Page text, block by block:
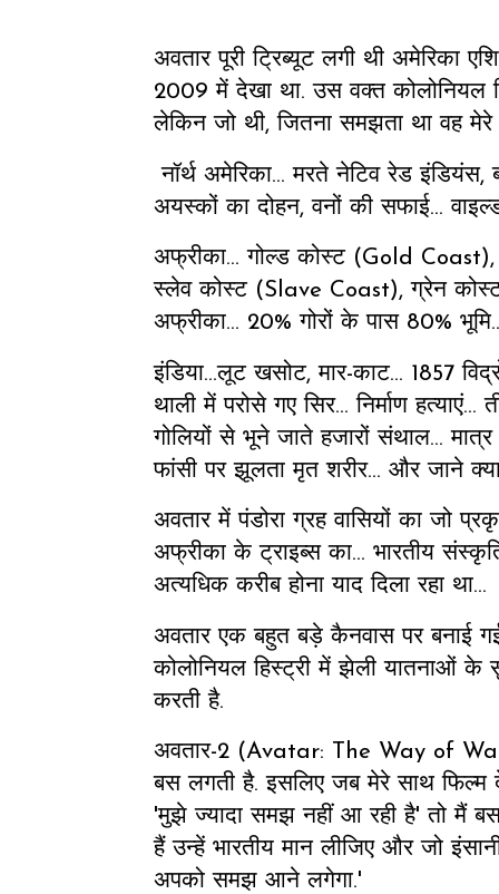
अवतार पूरी ट्रिब्यूट लगी थी अमेरिका
2009 में देखा था. उस वक्त कोलोनियल
लेकिन जो थी, जितना समझता था वह
नॉर्थ अमेरिका... मरते नेटिव रेड इंडियंस,
अयस्कों का दोहन, वनों की सफाई...
अफ्रीका... गोल्ड कोस्ट (Gold
स्लेव कोस्ट (Slave Coast), ग्रेन
अफ्रीका... 20% गोरों के पास 80%
इंडिया...लूट खसोट, मार-काट... 1857
थाली में परोसे गए सिर... निर्माण
गोलियों से भूने जाते हजारों संथाल...
फांसी पर झूलता मृत शरीर... और जाने
अवतार में पंडोरा ग्रह वासियों का जो
अफ्रीका के ट्राइब्स का... भारतीय
अत्यधिक करीब होना याद दिला रहा था...
अवतार एक बहुत बड़े कैनवास पर बनाई
कोलोनियल हिस्ट्री में झेली यातनाओं के
करती है.
अवतार-2 (Avatar: The Way of
बस लगती है. इसलिए जब मेरे साथ फिल्म
'मुझे ज्यादा समझ नहीं आ रही है' तो मैं
हैं उन्हें भारतीय मान लीजिए और जो
अपको समझ आने लगेगा.'